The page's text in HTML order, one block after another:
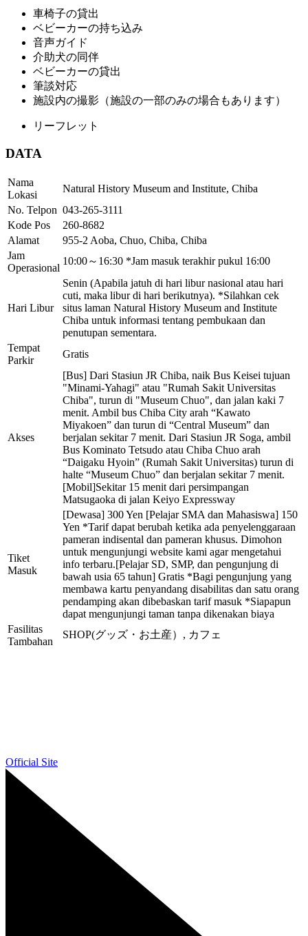
車椅子の貸出
ベビーカーの持ち込み
音声ガイド
介助犬の同伴
ベビーカーの貸出
筆談対応
施設内の撮影（施設の一部のみの場合もあります）
リーフレット
DATA
Nama
Lokasi
Natural History Museum and Institute, Chiba
No. Telpon 043-265-3111
Kode Pos
260-8682
Alamat
955-2 Aoba, Chuo, Chiba, Chiba
Jam
Operasional
10:00～16:30 *Jam masuk terakhir pukul 16:00
Hari Libur
Senin (Apabila jatuh di hari libur nasional atau hari
cuti, maka libur di hari berikutnya). *Silahkan cek
situs laman Natural History Museum and Institute
Chiba untuk informasi tentang pembukaan dan
penutupan sementara.
Tempat
Parkir
Gratis
Akses
[Bus] Dari Stasiun JR Chiba, naik Bus Keisei tujuan
"Minami-Yahagi" atau "Rumah Sakit Universitas
Chiba", turun di "Museum Chuo", dan jalan kaki 7
menit. Ambil bus Chiba City arah “Kawato
Miyakoen” dan turun di “Central Museum” dan
berjalan sekitar 7 menit. Dari Stasiun JR Soga, ambil
Bus Kominato Tetsudo atau Chiba Chuo arah
“Daigaku Hyoin” (Rumah Sakit Universitas) turun di
halte “Museum Chuo” dan berjalan sekitar 7 menit.
[Mobil]Sekitar 15 menit dari persimpangan
Matsugaoka di jalan Keiyo Expressway
Tiket
Masuk
[Dewasa] 300 Yen [Pelajar SMA dan Mahasiswa] 150
Yen *Tarif dapat berubah ketika ada penyelenggaraan
pameran indisental dan pameran khusus. Dimohon
untuk mengunjungi website kami agar mengetahui
info terbaru.[Pelajar SD, SMP, dan pengunjung di
bawah usia 65 tahun] Gratis *Bagi pengunjung yang
membawa kartu penyandang disabilitas dan satu orang
pendamping akan dibebaskan tarif masuk *Siapapun
dapat mengunjungi taman tanpa dikenakan biaya
Fasilitas
Tambahan
SHOP(グッズ・お土産）, カフェ
Official Site